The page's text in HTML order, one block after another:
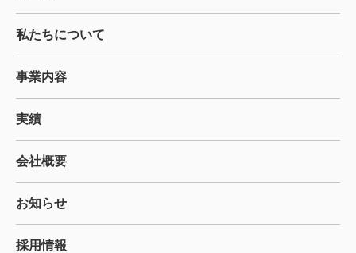
私たちについて
事業内容
実績
会社概要
お知らせ
採用情報